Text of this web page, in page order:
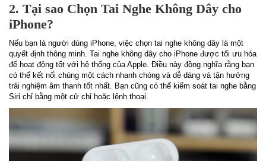
2. Tại sao Chọn Tai Nghe Không Dây cho
iPhone?
Nếu bạn là người dùng iPhone, việc chọn tai nghe không dây là một
quyết định thông minh. Tai nghe không dây cho iPhone được tối ưu hóa
để hoạt động tốt với hệ thống của Apple. Điều này đồng nghĩa rằng bạn
có thể kết nối chúng một cách nhanh chóng và dễ dàng và tận hưởng
trải nghiệm âm thanh tốt nhất. Bạn cũng có thể kiểm soát tai nghe bằng
Siri chỉ bằng một cử chỉ hoặc lệnh thoại.